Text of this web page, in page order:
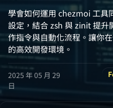
學會如何運用 chezmoi 工具
設定，結合 zsh 與 zinit 提升
作指令與自動化流程。讓你
的高效開發環境。
2025 年 05 月 29
日